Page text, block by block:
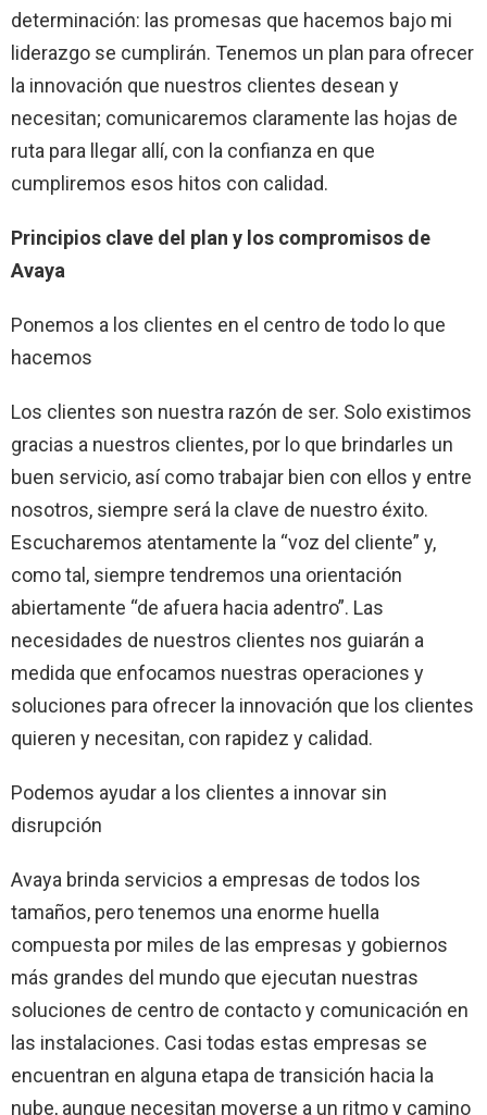
determinación: las promesas que hacemos bajo mi
liderazgo se cumplirán. Tenemos un plan para ofrecer
la innovación que nuestros clientes desean y
necesitan; comunicaremos claramente las hojas de
ruta para llegar allí, con la confianza en que
cumpliremos esos hitos con calidad.
Principios clave del plan y los compromisos de
Avaya
Ponemos a los clientes en el centro de todo lo que
hacemos
Los clientes son nuestra razón de ser. Solo existimos
gracias a nuestros clientes, por lo que brindarles un
buen servicio, así como trabajar bien con ellos y entre
nosotros, siempre será la clave de nuestro éxito.
Escucharemos atentamente la “voz del cliente” y,
como tal, siempre tendremos una orientación
abiertamente “de afuera hacia adentro”. Las
necesidades de nuestros clientes nos guiarán a
medida que enfocamos nuestras operaciones y
soluciones para ofrecer la innovación que los clientes
quieren y necesitan, con rapidez y calidad.
Podemos ayudar a los clientes a innovar sin
disrupción
Avaya brinda servicios a empresas de todos los
tamaños, pero tenemos una enorme huella
compuesta por miles de las empresas y gobiernos
más grandes del mundo que ejecutan nuestras
soluciones de centro de contacto y comunicación en
las instalaciones. Casi todas estas empresas se
encuentran en alguna etapa de transición hacia la
nube, aunque necesitan moverse a un ritmo y camino